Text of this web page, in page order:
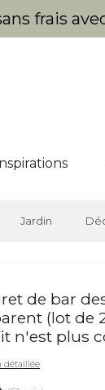
frais
Jardin
de bar
(lot de
n'est plus
détaillée